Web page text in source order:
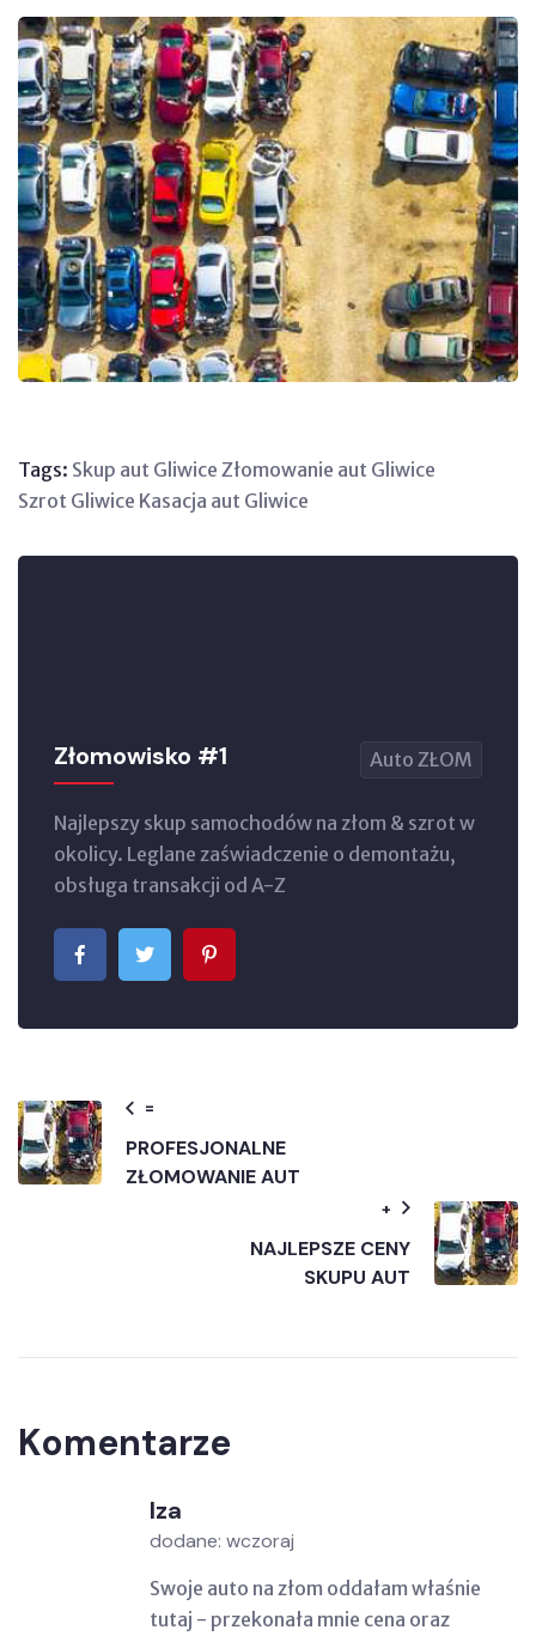
Tags: Skup aut Gliwice Złomowanie aut Gliwice
Szrot Gliwice Kasacja aut Gliwice
Złomowisko #1
Najlepszy skup samochodów na złom & szrot w
okolicy. Leglane zaświadczenie o demontażu,
obsługa transakcji od A-Z
Auto ZŁOM
=
PROFESJONALNE
ZŁOMOWANIE AUT
+
NAJLEPSZE CENY
SKUPU AUT
Komentarze
Iza
dodane: wczoraj
Swoje auto na złom oddałam właśnie
tutaj - przekonała mnie cena oraz